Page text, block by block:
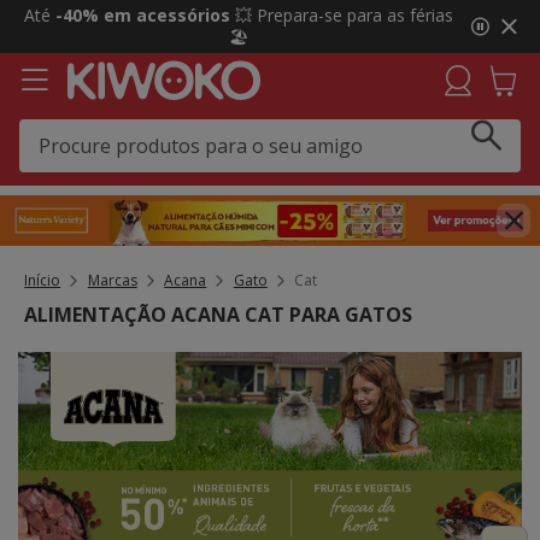
2
3,
mensagem,
Até -40% em acessórios 💥 Prepara-se para as férias
🏖️
Início Marcas Acana Gato Cat
ALIMENTAÇÃO ACANA CAT PARA GATOS